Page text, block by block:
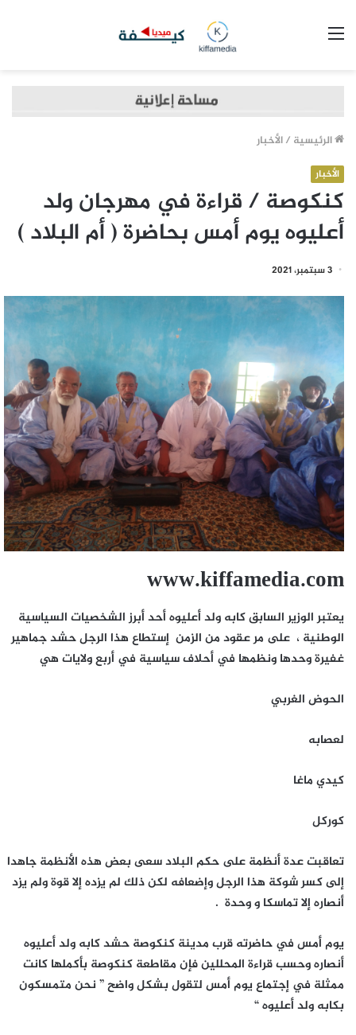
الرئيسية /الأخبار
الأخبار
كنكوصة / قراءة في مهرجان ولد
أعليوه يوم أمس بحاضرة ( أم البلاد )
3 سبتمبر، 2021
www.kiffamedia.com
يعتبر الوزير السابق كابه ولد أعليوه أحد أبرز الشخصيات السياسية
الوطنية ، على مر عقود من الزمن إستطاع هذا الرجل حشد جماهير
غفيرة وحدها ونظمها في أحلاف سياسية في أربع ولايات هي
الحوض الغربي
لعصابه
كيدي ماغا
كوركل
تعاقبت عدة أنظمة على حكم البلاد سعى بعض هذه الأنظمة جاهدا
إلى كسر شوكة هذا الرجل وإضعافه لكن ذلك لم يزده إلا قوة ولم يزد
أنصاره إلا تماسكا و وحدة .
يوم أمس في حاضرته قرب مدينة كنكوصة حشد كابه ولد أعليوه
أنصاره وحسب قراءة المحللين فإن مقاطعة كنكوصة بأكملها كانت
ممثلة في إجتماع يوم أمس لتقول بشكل واضح ” نحن متمسكون
بكابه ولد أعليوه “